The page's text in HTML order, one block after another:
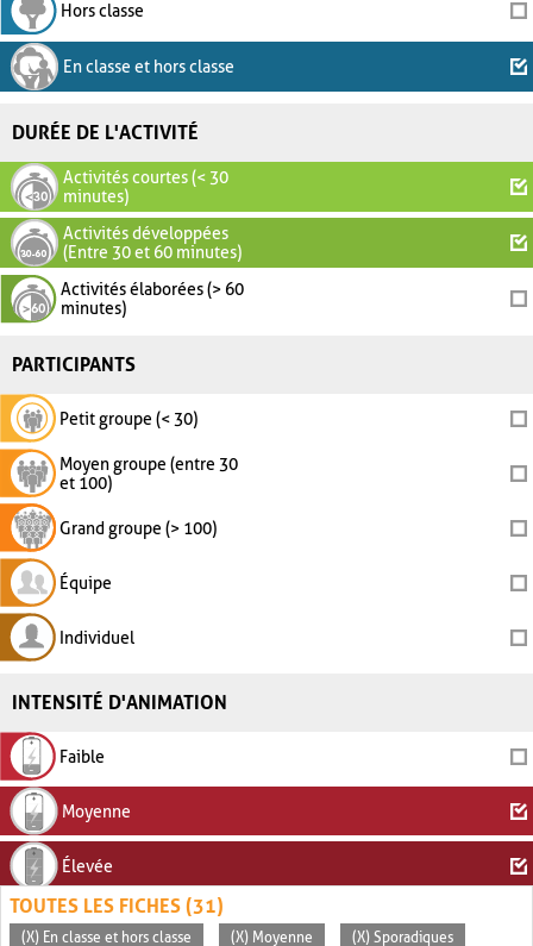
Hors classe
En classe et hors classe
DURÉE DE L'ACTIVITÉ
Activités courtes (< 30
minutes)
Activités développées
(Entre 30 et 60 minutes)
Activités élaborées (> 60
minutes)
PARTICIPANTS
Petit groupe (< 30)
Moyen groupe (entre 30
et 100)
Grand groupe (> 100)
Équipe
Individuel
INTENSITÉ D'ANIMATION
Faible
Moyenne
Élevée
TOUTES LES FICHES (31)
(X) En classe et hors classe (X) Moyenne (X) Sporadiques